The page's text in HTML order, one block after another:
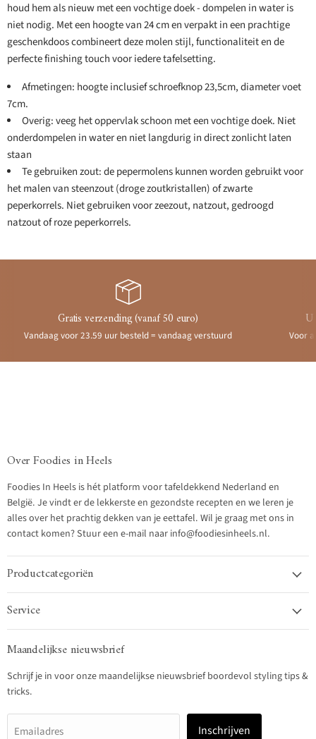
houd hem als nieuw met een vochtige doek - dompelen in water is
niet nodig. Met een hoogte van 24 cm en verpakt in een prachtige
geschenkdoos combineert deze molen stijl, functionaliteit en de
perfecte finishing touch voor iedere tafelsetting.
Afmetingen: hoogte inclusief schroefknop 23,5cm, diameter voet
7cm.
Overig: veeg het oppervlak schoon met een vochtige doek. Niet
onderdompelen in water en niet langdurig in direct zonlicht laten
staan
Te gebruiken zout: de pepermolens kunnen worden gebruikt voor
het malen van steenzout (droge zoutkristallen) of zwarte
peperkorrels. Niet gebruiken voor zeezout, natzout, gedroogd
natzout of roze peperkorrels.
Gratis verzending (vanaf 50 euro)
Vandaag voor 23.59 uur besteld = vandaag verstuurd Voor
Over Foodies in Heels
Foodies In Heels is hét platform voor tafeldekkend Nederland en
België. Je vindt er de lekkerste en gezondste recepten en we leren je
alles over het prachtig dekken van je eettafel. Wil je graag met ons in
contact komen? Stuur een e-mail naar info@foodiesinheels.nl.
Productcategoriën
Service
Maandelijkse nieuwsbrief
Schrijf je in voor onze maandelijkse nieuwsbrief boordevol styling tips &
tricks.
Emailadres Inschrijven